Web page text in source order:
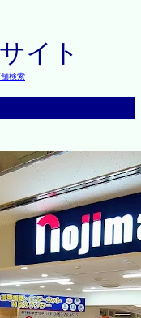
イト
舗検索